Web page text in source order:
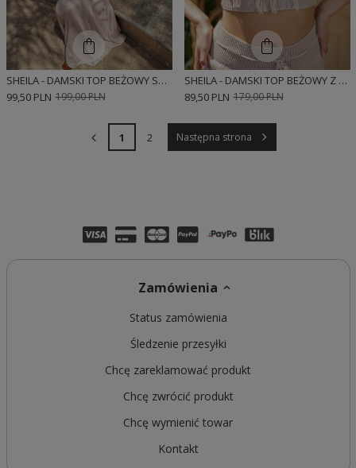
SHEILA - DAMSKI TOP BEŻOWY SWETERKOWY KRÓTKI BOHO 'TORINO'
199,00 PLN
99,50 PLN
SHEILA - DAMSKI TOP BEŻOWY Z FRĘDZLAMI RĘCZNIE WYKONANY BOHO 'SHALIR'
179,00 PLN
89,50 PLN
1 2 Następna strona
Zamówienia
Status zamówienia
Śledzenie przesyłki
Chcę zareklamować produkt
Chcę zwrócić produkt
Chcę wymienić towar
Kontakt